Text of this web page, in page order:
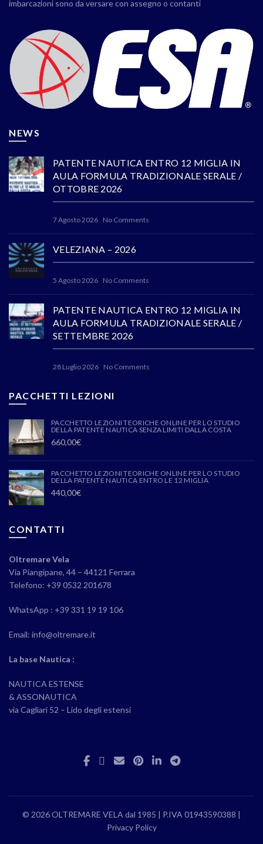
imbarcazioni sono da versare con assegno o contanti
NEWS
PATENTE NAUTICA ENTRO 12 MIGLIA IN
AULA FORMULA TRADIZIONALE SERALE /
OTTOBRE 2026
7 Agosto 2026 No Comments
VELEZIANA – 2026
5 Agosto 2026 No Comments
PATENTE NAUTICA ENTRO 12 MIGLIA IN
AULA FORMULA TRADIZIONALE SERALE /
SETTEMBRE 2026
28 Luglio 2026 No Comments
PACCHETTI LEZIONI
PACCHETTO LEZIONI TEORICHE ONLINE PER LO STUDIO
DELLA PATENTE NAUTICA SENZA LIMITI DALLA COSTA
660,00€
PACCHETTO LEZIONI TEORICHE ONLINE PER LO STUDIO
DELLA PATENTE NAUTICA ENTRO LE 12 MIGLIA
440,00€
CONTATTI
Oltremare Vela
Via Piangipane, 44 – 44121 Ferrara
Telefono: +39 0532 201678
WhatsApp : +39 331 19 19 106
Email: info@oltremare.it
La base Nautica :
NAUTICA ESTENSE
& ASSONAUTICA
via Cagliari 52 – Lido degli estensi
© 2026 OLTREMARE VELA dal 1985 | P.IVA 01943590388 |
Privacy Policy